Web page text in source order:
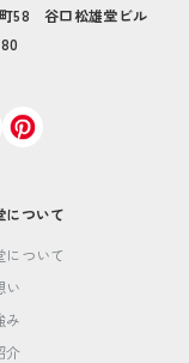
58 谷口松雄堂ビル
について
について
い
み
介